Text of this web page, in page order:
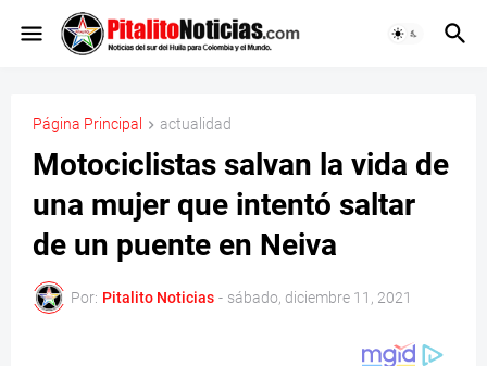
Página Principal actualidad
Motociclistas salvan la vida de
una mujer que intentó saltar
de un puente en Neiva
Por: Pitalito Noticias - sábado, diciembre 11, 2021